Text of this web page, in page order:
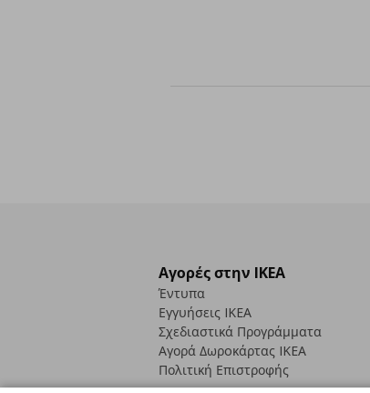
Αγορές στην IKEA
Έντυπα
Εγγυήσεις IKEA
Σχεδιαστικά Προγράμματα
Αγορά Δωρoκάρτας IKEA
Πολιτική Επιστροφής